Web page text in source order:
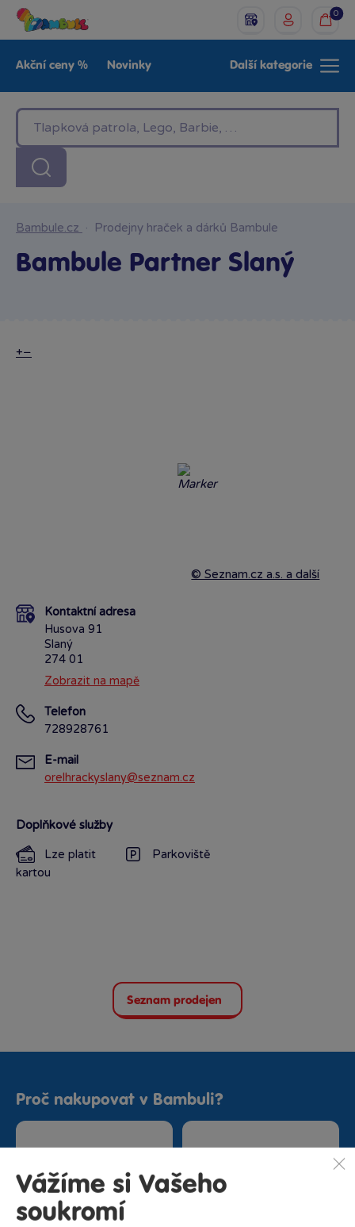
0
Akční ceny % Novinky
LEGO®
Baby Značky
Další kategorie
Bambule.cz · Prodejny hraček a dárků Bambule
Bambule Partner Slaný
Kontaktní adresa
Husova 91
Slaný
274 01
Zobrazit na mapě
Telefon
728928761
E-mail
orelhrackyslany@seznam.cz
Doplňkové služby
Lze platit
kartou
Parkoviště
Seznam prodejen
+−
© Seznam.cz a.s. a další
Proč nakupovat v Bambuli?
Nejširší sortiment na
Vážíme si Vašeho
soukromí